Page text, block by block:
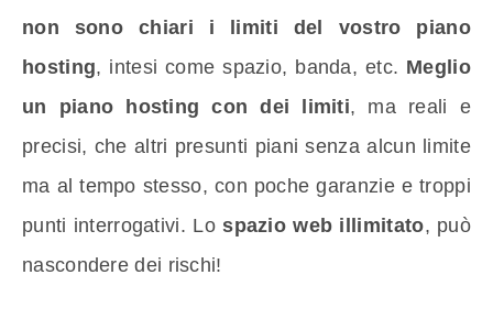
non sono chiari i limiti del vostro piano
hosting, intesi come spazio, banda, etc. Meglio
un piano hosting con dei limiti, ma reali e
precisi, che altri presunti piani senza alcun limite
ma al tempo stesso, con poche garanzie e troppi
punti interrogativi. Lospazio web illimitato, può
nascondere dei rischi!